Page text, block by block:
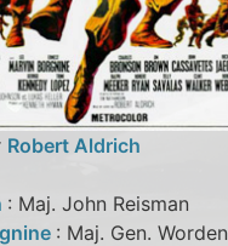
Robert Aldrich
: Maj. John Reisman
: Maj. Gen. Worden